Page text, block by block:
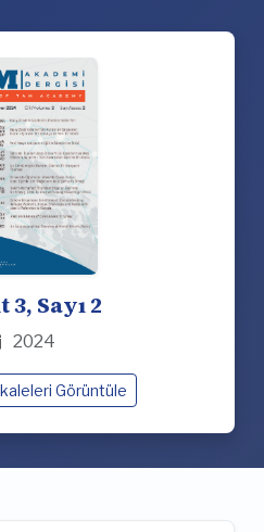
3, Sayı 2
2024
Görüntüle